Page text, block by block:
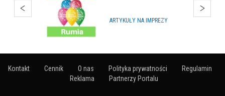
IMPREZY, WYDARZENIA
Kontakt Cennik O nas Polityka prywatności
Regulamin
Reklama
Partnerzy Portalu